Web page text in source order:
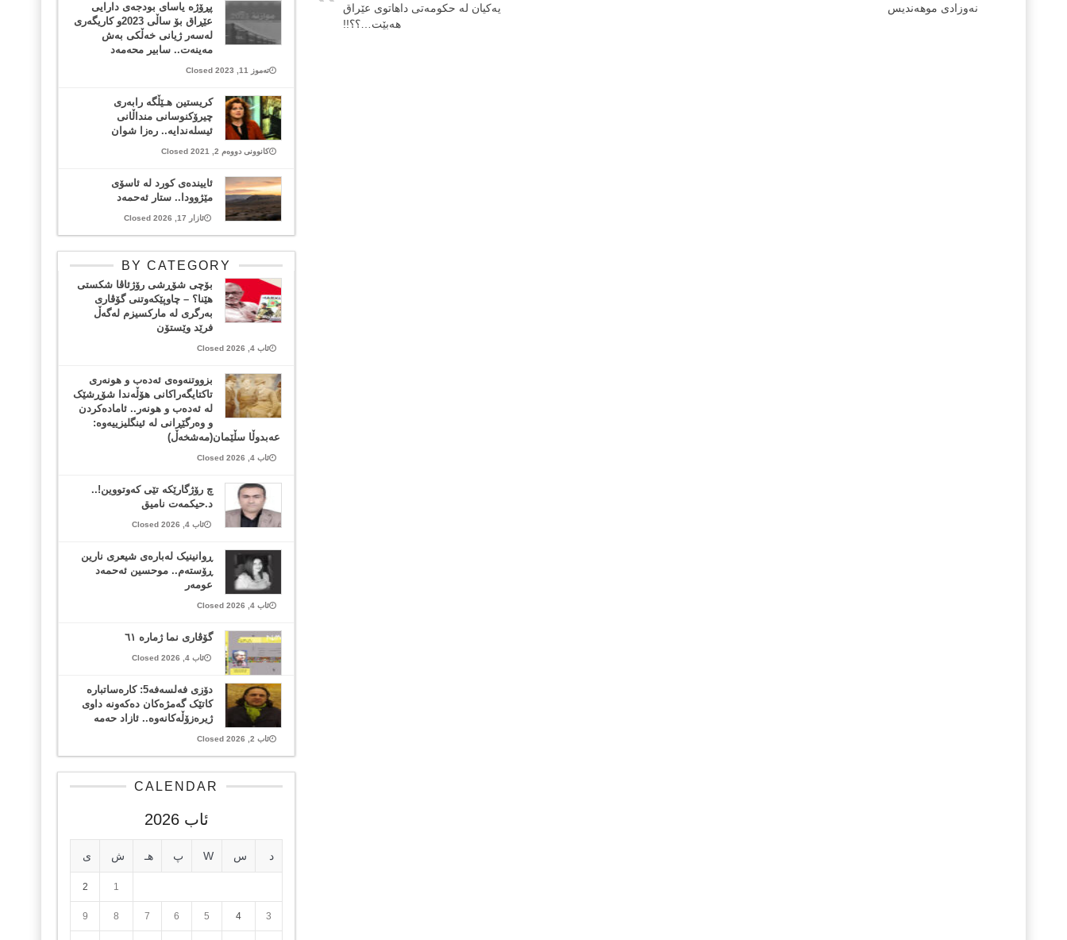
نه‌وزادی موهه‌ندیس
یەکیان لە حکومەتی داهاتوی عێراق
هەبێت…؟؟!!
پڕۆژە یاسای بودجەی دارایی
عێڕاق بۆ ساڵی 2023و کاریگەری
لەسەر ژیانی خەڵکی بەش
مەینەت.. سابیر محەمەد
تەموز 11, 2023 Closed
کریستین هـێڵگە رابەری
چیرۆکنوسانی منداڵانی
ئیسلەندایە.. رەزا شوان
کانوونی دووەم 2, 2021 Closed
ئاییندەی کورد لە ئاسۆی
مێژوودا.. ستار ئەحمەد
ئازار 17, 2026 Closed
BY CATEGORY
بۆچی شۆڕشی رۆژئاڤا شکستی
هێنا؟ – چاوپێکەوتنی گۆڤاری
بەرگری لە مارکسیزم لەگەڵ
فرێد وێستۆن
ئاب 4, 2026 Closed
بزووتنەوەی ئەدەب و هونەری
تاکتایگەراکانی هۆڵەندا شۆڕشێک
لە ئەدەب و هونەر.. ئامادەکردن
و وەرگێڕانی لە ئینگلیزییەوە:
عەبدوڵا سڵێمان(مەشخەڵ)
ئاب 4, 2026 Closed
چ رۆژگارێکە تێی کەوتووین!..
د.حیکمەت نامیق
ئاب 4, 2026 Closed
ڕوانینیک لەبارەى شیعرى نارین
ڕۆستەم.. موحسین ئەحمەد
عومەر
ئاب 4, 2026 Closed
گۆڤاری نما ژمارە ٦١
ئاب 4, 2026 Closed
دۆزی فەلسەفە5: کارەساتبارە
کاتێک گەمژەکان دەکەونە داوی
ژیرەزۆڵەکانەوە.. ئازاد حەمە
ئاب 2, 2026 Closed
CALENDAR
ئاب 2026
د س W پ هـ ش ی
1
2
3
4
5
6
7
8
9